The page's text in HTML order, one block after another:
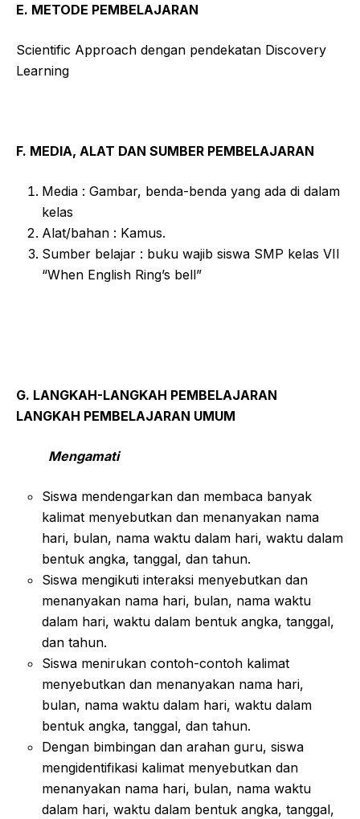
E. METODE PEMBELAJARAN
Scientific Approach dengan pendekatan Discovery
Learning
F. MEDIA, ALAT DAN SUMBER PEMBELAJARAN
Media : Gambar, benda-benda yang ada di dalam
kelas
Alat/bahan : Kamus.
Sumber belajar : buku wajib siswa SMP kelas VII
“When English Ring’s bell”
G. LANGKAH-LANGKAH PEMBELAJARAN
LANGKAH PEMBELAJARAN UMUM
Mengamati
Siswa mendengarkan dan membaca banyak
kalimat menyebutkan dan menanyakan nama
hari, bulan, nama waktu dalam hari, waktu dalam
bentuk angka, tanggal, dan tahun.
Siswa mengikuti interaksi menyebutkan dan
menanyakan nama hari, bulan, nama waktu
dalam hari, waktu dalam bentuk angka, tanggal,
dan tahun.
Siswa menirukan contoh-contoh kalimat
menyebutkan dan menanyakan nama hari,
bulan, nama waktu dalam hari, waktu dalam
bentuk angka, tanggal, dan tahun.
Dengan bimbingan dan arahan guru, siswa
mengidentifikasi kalimat menyebutkan dan
menanyakan nama hari, bulan, nama waktu
dalam hari, waktu dalam bentuk angka, tanggal,